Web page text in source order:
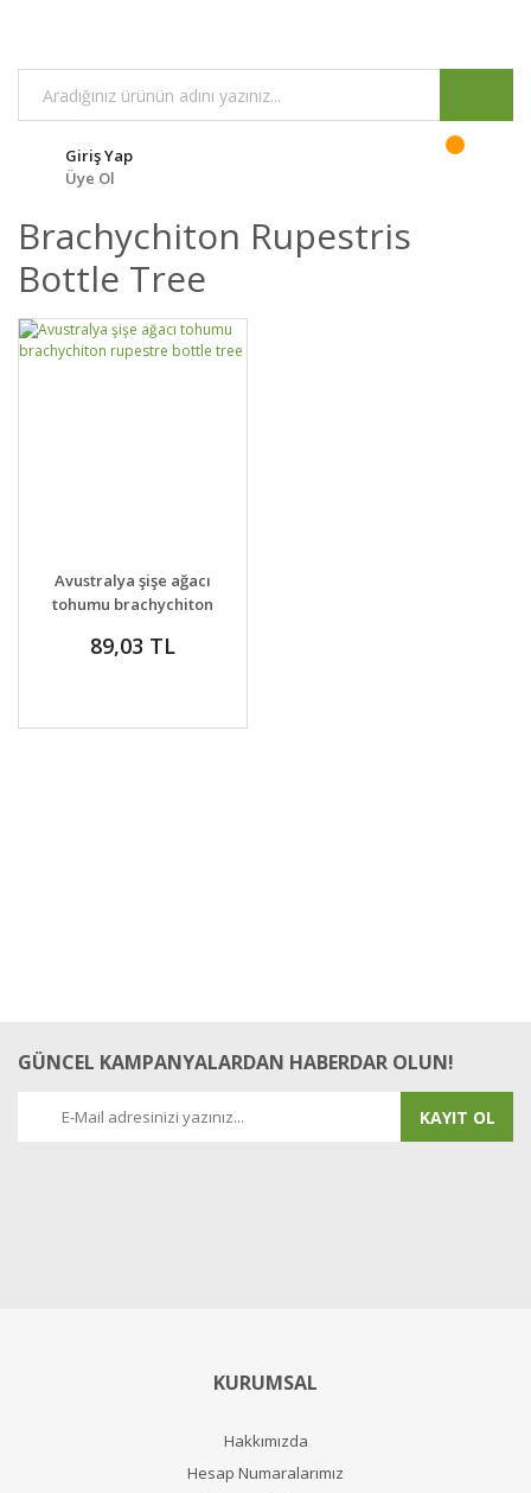
Giriş Yap
Üye Ol
Brachychiton Rupestris
Bottle Tree
DETAYLAR
VER
Avustralya şişe ağacı
tohumu brachychiton
89,03 TL
GÜNCEL KAMPANYALARDAN HABERDAR OLUN!
KAYIT OL
KURUMSAL
Hakkımızda
Hesap Numaralarımız